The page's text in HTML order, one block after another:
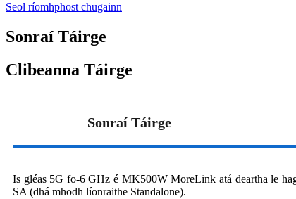
Seol ríomhphost chugainn
Sonraí Táirge
Clibeanna Táirge
Sonraí Táirge
Is gléas 5G fo-6 GHz é MK500W MoreLink atá deartha le
SA (dhá mhodh líonraithe Standalone).